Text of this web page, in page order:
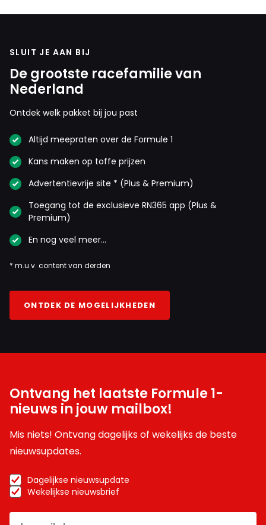
SLUIT JE AAN BIJ
De grootste racefamilie van
Nederland
Ontdek welk pakket bij jou past
Altijd meepraten over de Formule 1
Kans maken op toffe prijzen
Advertentievrije site * (Plus & Premium)
Toegang tot de exclusieve RN365 app (Plus &
Premium)
En nog veel meer…
* m.u.v. content van derden
ONTDEK DE MOGELIJKHEDEN
Ontvang het laatste Formule 1-
nieuws in jouw mailbox!
Mis niets! Ontvang dagelijks of wekelijks de beste
nieuwsupdates.
Dagelijkse nieuwsupdate
Wekelijkse nieuwsbrief